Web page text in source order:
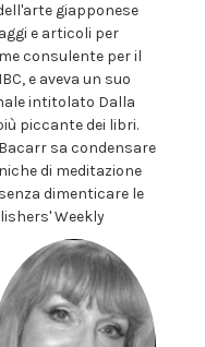
giapponese
e articoli per
consulente per il
e aveva un suo
intitolato Dalla
piccante dei libri.
sa condensare
di meditazione
dimenticare le
Weekly